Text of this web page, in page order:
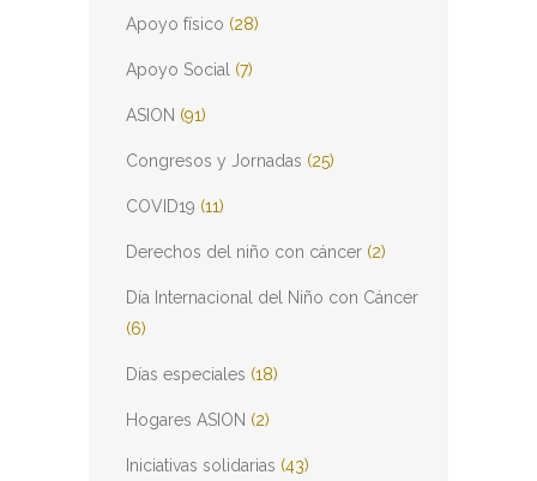
Apoyo físico (28)
Apoyo Social (7)
ASION (91)
Congresos y Jornadas (25)
COVID19 (11)
Derechos del niño con cáncer (2)
Día Internacional del Niño con Cáncer
(6)
Días especiales (18)
Hogares ASION (2)
Iniciativas solidarias (43)